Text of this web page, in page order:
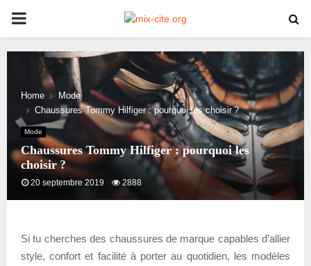
PRIMARY
MENU
Home
Mode
Chaussures Tommy Hilfiger : pourquoi les choisir ?
Mode
Chaussures Tommy Hilfiger : pourquoi les
choisir ?
20 septembre 2019 2888
Si tu cherches des chaussures de marque capables d’allier
style, confort et facilité à porter au quotidien, les modèles